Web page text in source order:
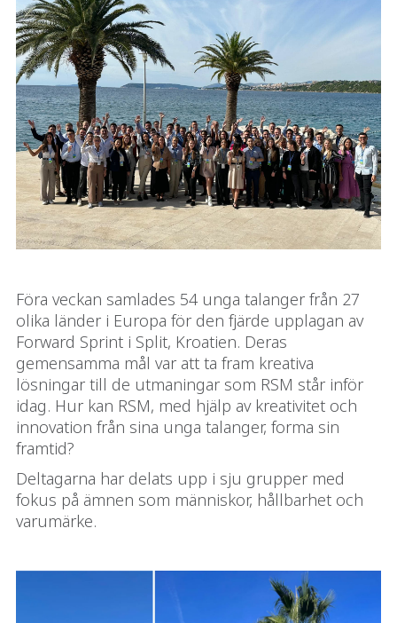
Föra veckan samlades 54 unga talanger från 27
olika länder i Europa för den fjärde upplagan av
Forward Sprint i Split, Kroatien. Deras
gemensamma mål var att ta fram kreativa
lösningar till de utmaningar som RSM står inför
idag. Hur kan RSM, med hjälp av kreativitet och
innovation från sina unga talanger, forma sin
framtid?
Deltagarna har delats upp i sju grupper med
fokus på ämnen som människor, hållbarhet och
varumärke.